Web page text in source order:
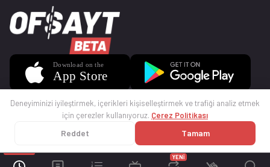
YENİ
© 2025 Ofsayt
Deneyiminizi iyileştirmek, içerikleri kişiselleştirmek ve trafiği analiz etmek
için çerezler kullanıyoruz. Çerez Politikası
Reddet Tamam